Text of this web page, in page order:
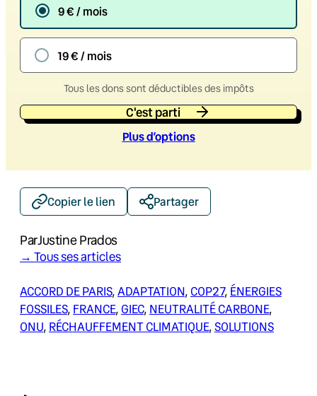
9 € / mois
19 € / mois
Tous les dons sont déductibles des impôts
C'est parti
Plus d’options
Copier le lien Partager
ParJustine Prados
→ Tous ses articles
ACCORD DE PARIS, ADAPTATION, COP27, ÉNERGIES
FOSSILES, FRANCE, GIEC, NEUTRALITÉ CARBONE
ONU, RÉCHAUFFEMENT CLIMATIQUE, SOLUTIONS